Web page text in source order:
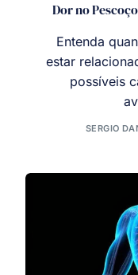
Dor no
Entenda
estar
possíveis
SERGIO